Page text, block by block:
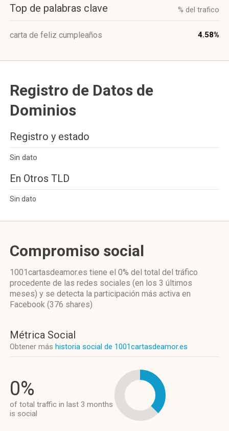
Top de palabras clave % del trafico
carta de feliz cumpleaños 4.58%
Registro de Datos de
Dominios
Registro y estado
Sin dato
En Otros TLD
Sin dato
Compromiso social
1001cartasdeamor.es tiene el 0% del total del tráfico
procedente de las redes sociales (en los 3 últimos
meses) y se detecta la participación más activa en
Facebook (376 shares)
Métrica Social
Obtener más historia social de 1001cartasdeamor.es
0%
of total traffic in last 3 months
is social